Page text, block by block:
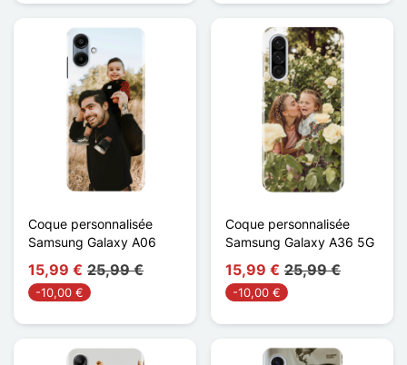
Coque personnalisée
Samsung Galaxy A06
15,99 € 25,99 €
-10,00 €
Coque personnalisée
Samsung Galaxy A36 5G
15,99 € 25,99 €
-10,00 €